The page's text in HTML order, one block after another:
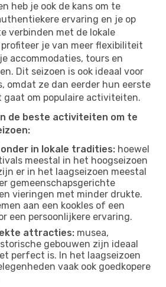
heb je ook de kans om te
ervaring en je op
verbinden met de lokale
je van meer flexibiliteit
accommodaties, tours en
Dit seizoen is ook ideaal voor
omdat ze dan eerder hun eerste
gaat om populaire activiteiten.
de beste activiteiten om te
in lokale tradities: hoewel
meestal in het hoogseizoen
er in het laagseizoen meestal
gemeenschapsgerichte
vieringen met minder drukte.
aan een kookles of een
een persoonlijkere ervaring.
attracties: musea,
gebouwen zijn ideaal
perfect is. In het laagseizoen
vaak ook goedkopere